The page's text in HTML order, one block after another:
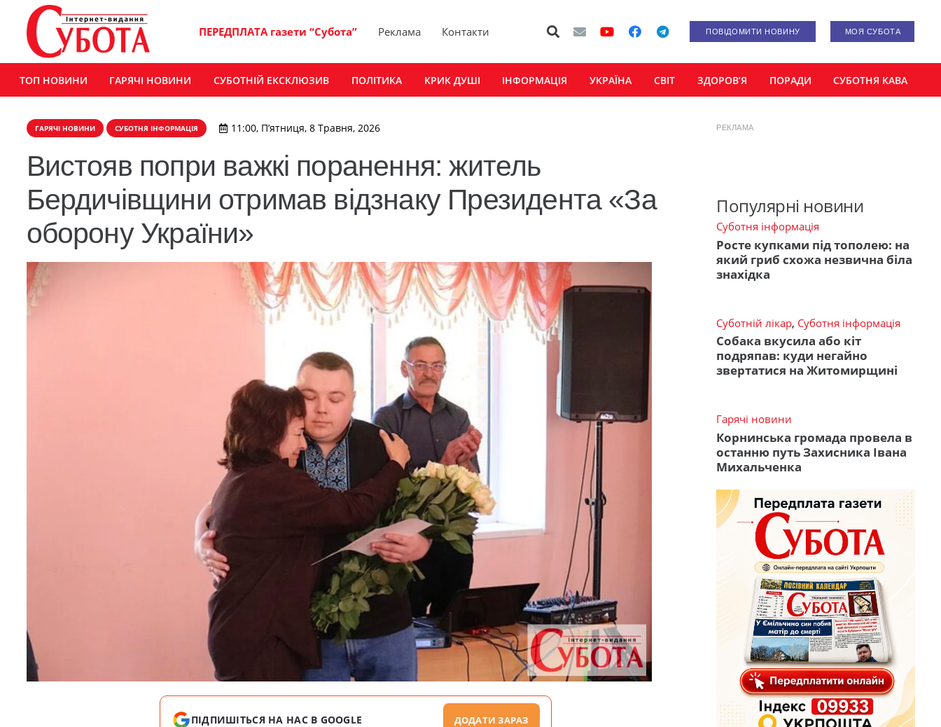
ПЕРЕДПЛАТА газети “Субота” Реклама Контакти ПОВІДОМИТИ НОВИНУ МОЯ СУБОТА
ТОП НОВИНИ ГАРЯЧІ НОВИНИ СУБОТНІЙ ЕКСКЛЮЗИВ ПОЛІТИКА КРИК ДУШІ ІНФОРМАЦІЯ УКРАЇНА СВІТ ЗДОРОВ’Я ПОРАДИ СУБОТНЯ КАВА
ГАРЯЧІ НОВИНИ СУБОТНЯ ІНФОРМАЦІЯ 11:00, П’ятниця, 8 Травня, 2026
Вистояв попри важкі поранення: житель
Бердичівщини отримав відзнаку Президента «За
оборону України»
ПІДПИШІТЬСЯ НА НАС В GOOGLE ДОДАТИ ЗАРАЗ
РЕКЛАМА
Популярні новини
Суботня інформація
Росте купками під тополею: на
який гриб схожа незвична біла
знахідка
Суботній лікар, Суботня інформація
Собака вкусила або кіт
подряпав: куди негайно
звертатися на Житомирщині
Гарячі новини
Корнинська громада провела в
останню путь Захисника Івана
Михальченка